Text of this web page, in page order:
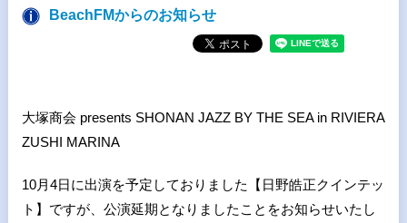
BeachFMからのお知らせ
大塚商会 presents SHONAN JAZZ BY THE SEA in RIVIERA
ZUSHI MARINA
10月4日に出演を予定しておりました【日野皓正クインテッ
ト】ですが、 公演延期となりましたことをお知らせいたし